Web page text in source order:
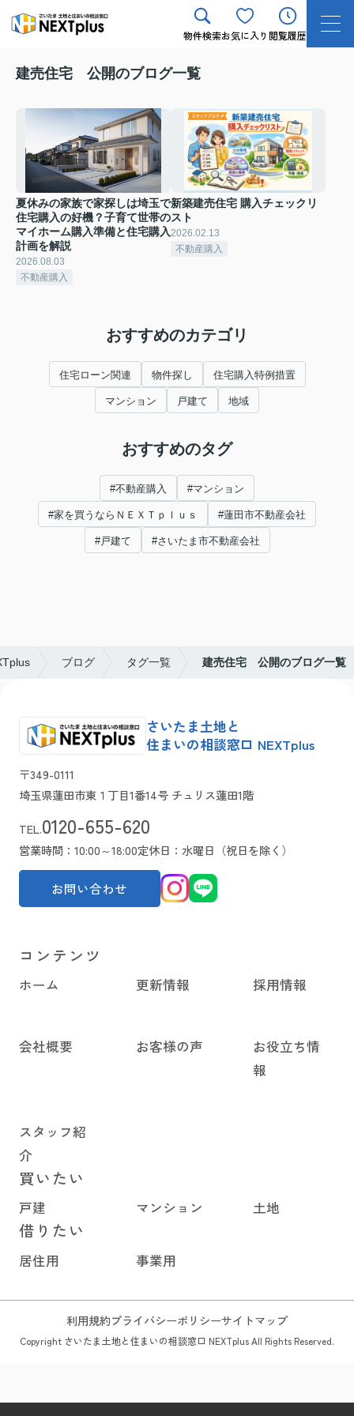
物件検索お気に入り 閲覧履歴
建売住宅 公開のブログ一覧
夏休みの家族で家探しは埼玉で
住宅購入の好機？子育て世帯の
マイホーム購入準備と住宅購入
計画を解説
2026.08.03
不動産購入
新築建売住宅 購入チェックリ
スト
2026.02.13
不動産購入
おすすめのカテゴリ
住宅ローン関連 物件探し 住宅購入特例措置
マンション 戸建て 地域
おすすめのタグ
#不動産購入 #マンション
#家を買うならＮＥＸＴｐｌｕｓ #蓮田市不動産会社
#戸建て #さいたま市不動産会社
ブログ タグ一覧 建売住宅 公開のブログ一覧
さいたま土地と
住まいの相談窓口 NEXTplus
〒349-0111
埼玉県蓮田市東１丁目1番14号 チュリス蓮田1階
TEL.0120-655-620
営業時間：10:00～18:00定休日：水曜日（祝日を除く）
お問い合わせ
コンテンツ
ホーム 更新情報 採用情報
会社概要 お客様の声
お役立ち情
報
スタッフ紹
介
買いたい
戸建 マンション 土地
借りたい
居住用 事業用
利用規約プライバシーポリシーサイトマップ
Copyright さいたま土地と住まいの相談窓口 NEXTplus All Rights Reserved.